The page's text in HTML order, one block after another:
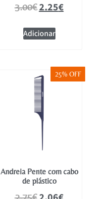
3.00€2.25€
Adicionar
25% OFF
Andreia Pente com cabo
de plástico